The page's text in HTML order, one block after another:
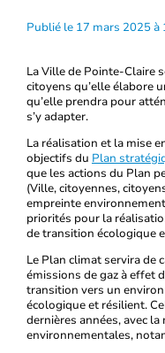
Publié le 17 mars 2025 à
La Ville de Pointe-Claire
citoyens qu’elle élabore
qu’elle prendra pour
s’y adapter.
La réalisation et la mise
objectifs du Plan
que les actions du Plan
(Ville, citoyennes,
empreinte
priorités pour la
de transition écologique
Le Plan climat servira de
émissions de gaz à effet
transition vers un
écologique et résilient.
dernières années, avec
environnementales,